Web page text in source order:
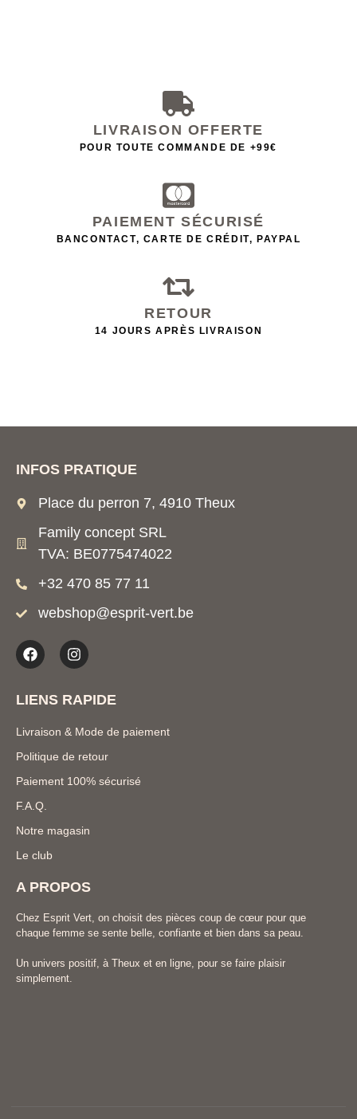
LIVRAISON OFFERTE
POUR TOUTE COMMANDE DE +99€
PAIEMENT SÉCURISÉ
BANCONTACT, CARTE DE CRÉDIT, PAYPAL
RETOUR
14 JOURS APRÈS LIVRAISON
INFOS PRATIQUE
Place du perron 7, 4910 Theux
Family concept SRL
TVA: BE0775474022
+32 470 85 77 11
webshop@esprit-vert.be
LIENS RAPIDE
Livraison & Mode de paiement
Politique de retour
Paiement 100% sécurisé
F.A.Q.
Notre magasin
Le club
A PROPOS
Chez Esprit Vert, on choisit des pièces coup de cœur pour que
chaque femme se sente belle, confiante et bien dans sa peau.
Un univers positif, à Theux et en ligne, pour se faire plaisir
simplement.